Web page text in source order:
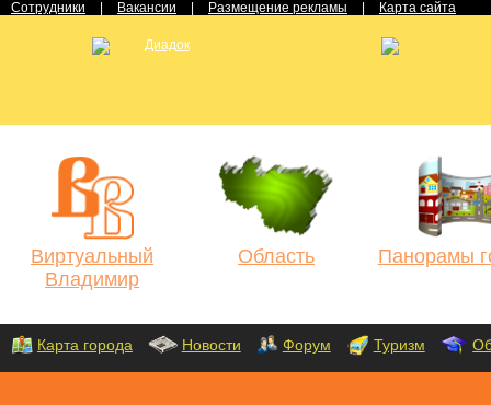
Сотрудники Вакансии Размещение рекламы Карта сайта
Виртуальный
Владимир
Область Панорамы
Карта города Новости Форум Туризм